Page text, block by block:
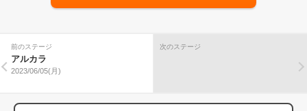
前のステージ
アルカラ
2023/06/05(月)
次のステージ